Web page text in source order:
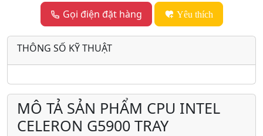
Gọi điện đặt hàng Yêu thích
THÔNG SỐ KỸ THUẬT
MÔ TẢ SẢN PHẨM CPU INTEL
CELERON G5900 TRAY